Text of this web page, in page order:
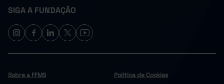
SIGA A FUNDAÇÃO
Sobre a FFMS Política de Cookies